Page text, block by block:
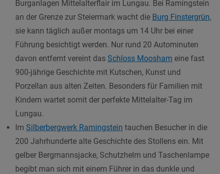
Burganlagen Mittelalterflair im Lungau. Bei Ramingstein
an der Grenze zur Steiermark wacht die Burg Finstergrün,
sie kann täglich außer montags um 14 Uhr bei einer
Führung besichtigt werden. Nur rund 20 Autominuten
davon entfernt vereint das Schloss Moosham eine fast
900-jährige Geschichte mit Kutschen, Kunst und
Porzellan aus alten Zeiten. Besonders für Familien mit
Kindern wartet somit der perfekte Mittelalter-Tag im
Lungau.
Im Silberbergwerk Ramingstein tauchen Besucher in die
200 Jahrhunderte alte Geschichte des Stollens ein. Mit
gelber Bergmannsjacke, Schutzhelm und Taschenlampe
begibt man sich mit einem Führer in das dunkle und